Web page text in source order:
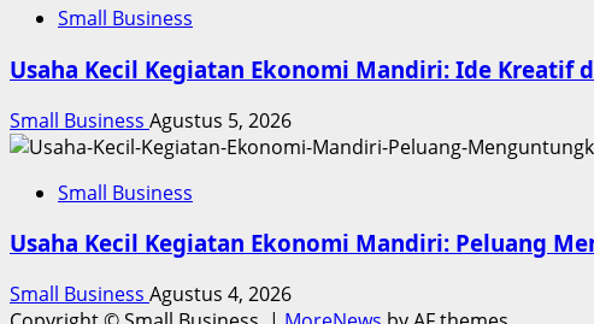
Small Business
Usaha Kecil Kegiatan Ekonomi Mandiri: Ide Kreatif
Small Business Agustus 5, 2026
Small Business
Usaha Kecil Kegiatan Ekonomi Mandiri: Peluang
Small Business Agustus 4, 2026